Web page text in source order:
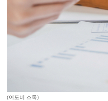
(어도비 스톡)